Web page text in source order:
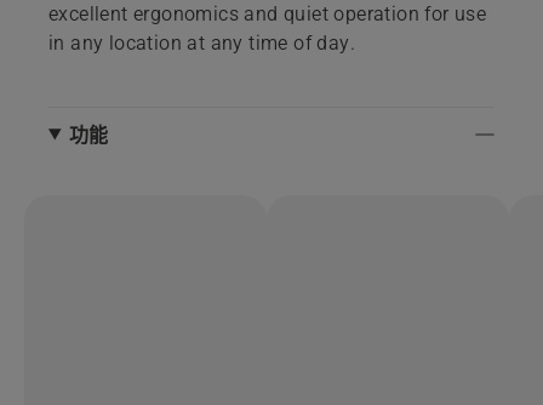
excellent ergonomics and quiet operation for use
in any location at any time of day.
功能